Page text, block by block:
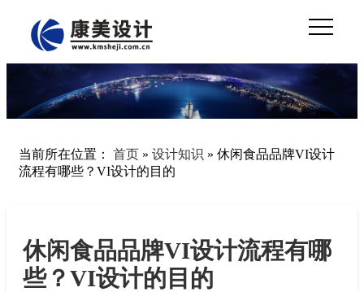
当前所在位置： 首页 » 设计知识 » 休闲食品品牌VI设计
流程有哪些？VI设计的目的
休闲食品品牌VI设计流程有哪
些？VI设计的目的